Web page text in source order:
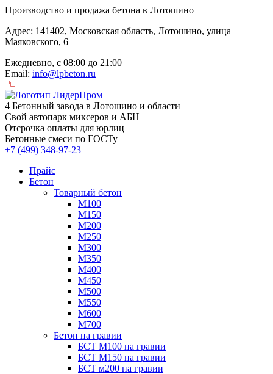
Производство и продажа бетона в Лотошино
Адрес: 141402, Московская область, Лотошино, улица
Маяковского, 6
Ежедневно, с 08:00 до 21:00
Email: info@lpbeton.ru
4 Бетонный завода в Лотошино и области
Свой автопарк миксеров и АБН
Отсрочка оплаты для юрлиц
Бетонные смеси по ГОСТу
+7 (499) 348-97-23
Прайс
Бетон
Товарный бетон
М100
М150
М200
М250
М300
М350
М400
М450
М500
М550
М600
М700
Бетон на гравии
БСТ М100 на гравии
БСТ М150 на гравии
БСТ м200 на гравии